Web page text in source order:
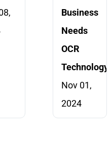
Business
Needs
OCR
Technology
Nov 01,
2024